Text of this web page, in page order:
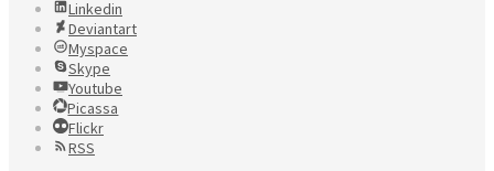
Linkedin
Deviantart
Myspace
Skype
Youtube
Picassa
Flickr
RSS